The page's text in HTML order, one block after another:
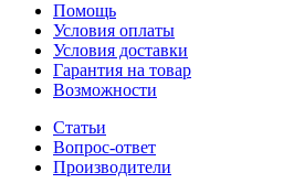
Помощь
Условия оплаты
Условия доставки
Гарантия на товар
Возможности
Статьи
Вопрос-ответ
Производители